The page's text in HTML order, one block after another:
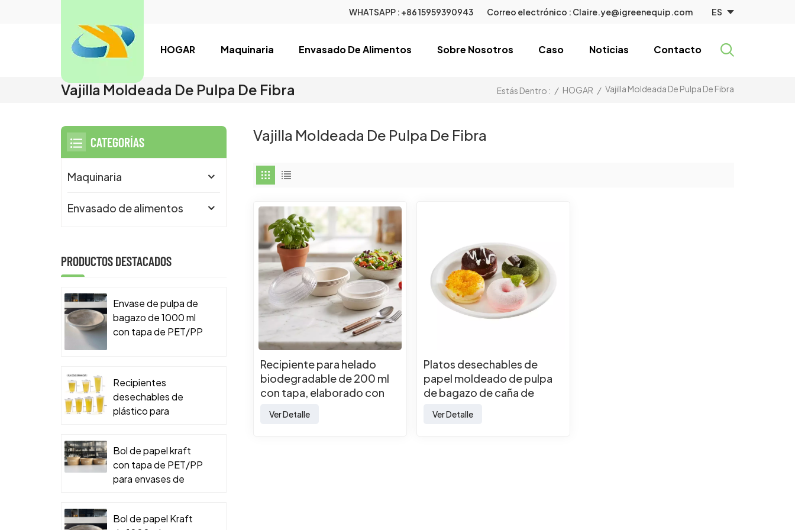
WHATSAPP : +86 15959390943 Correo electrónico : Claire.ye@igreenequip.com ES
HOGAR Maquinaria Envasado De Alimentos Sobre Nosotros Caso Noticias Contacto
Vajilla Moldeada De Pulpa De Fibra Estás Dentro : / HOGAR / Vajilla Moldeada De Pulpa De Fibra
Vajilla Moldeada De Pulpa De Fibra
Recipiente para helado
biodegradable de 200 ml
con tapa, elaborado con
de azúcar.
Ver Detalle
Platos desechables de
papel moldeado de pulpa
de bagazo de caña de
Ver Detalle
CATEGORÍAS
Maquinaria
Envasado de alimentos
PRODUCTOS DESTACADOS
Envase de pulpa de
bagazo de 1000 ml
con tapa de PET/PP
Recipientes
desechables de
plástico para
Bol de papel kraft
con tapa de PET/PP
para envases de
Bol de papel Kraft